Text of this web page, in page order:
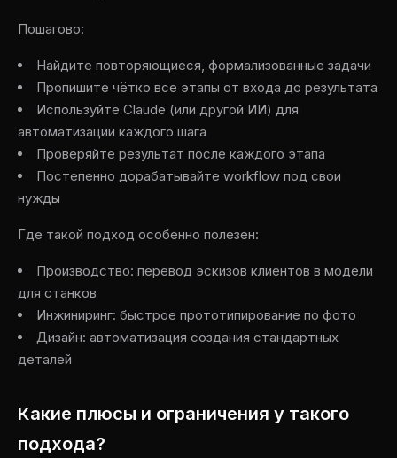
Пошагово:
Найдите повторяющиеся, формализованные задачи
Пропишите чётко все этапы от входа до результата
Используйте Claude (или другой ИИ) для
автоматизации каждого шага
Проверяйте результат после каждого этапа
Постепенно дорабатывайте workflow под свои
нужды
Где такой подход особенно полезен:
Производство: перевод эскизов клиентов в модели
для станков
Инжиниринг: быстрое прототипирование по фото
Дизайн: автоматизация создания стандартных
деталей
Какие плюсы и ограничения у такого
подхода?